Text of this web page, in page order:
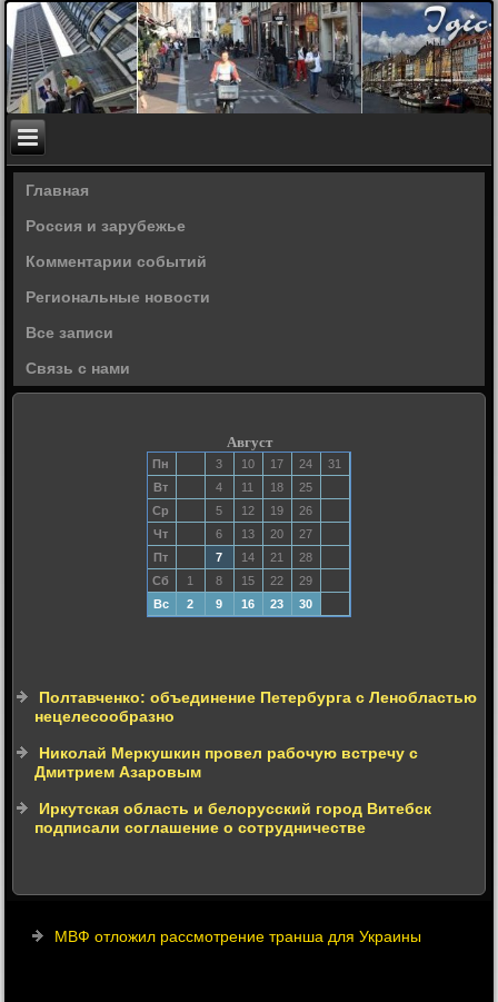
Главная
Россия и зарубежье
Комментарии событий
Региональные новости
Все записи
Связь с нами
Август
Пн 3 10 17 24
31
Вт
4 11 18
25
Ср
5 12 19
26
Чт
6 13 20
27
Пт
7 14 21
28
Сб
1 8 15 22
29
Вс
2 9 16 23 30
Полтавченко: объединение Петербурга с Ленобластью
нецелесообразно
Николай Меркушкин провел рабочую встречу с
Дмитрием Азаровым
Иркутская область и белорусский город Витебск
подписали соглашение о сотрудничестве
МВФ отложил рассмотрение транша для Украины